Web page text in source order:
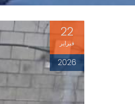
22
فبراير
2026